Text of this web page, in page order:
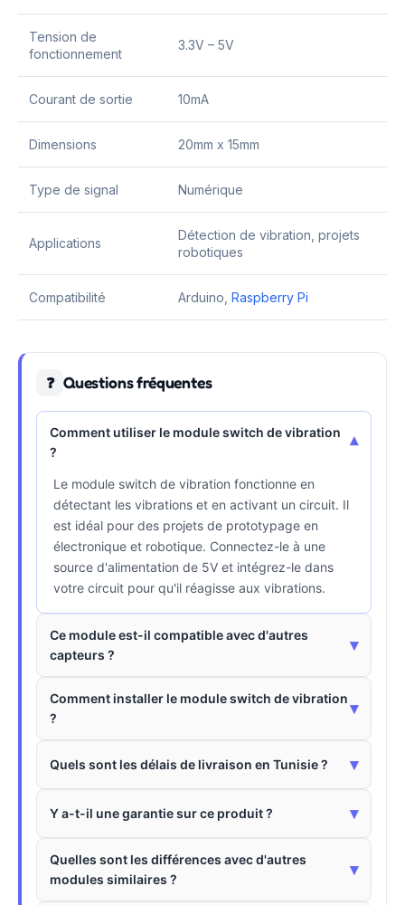
Tension de
fonctionnement
3.3V – 5V
Courant de sortie 10mA
Dimensions 20mm x 15mm
Type de signal Numérique
Applications
Détection de vibration, projets
robotiques
Compatibilité Arduino, Raspberry Pi
❓ Questions fréquentes
Comment utiliser le module switch de vibration
?
▾
Le module switch de vibration fonctionne en
détectant les vibrations et en activant un circuit. Il
est idéal pour des projets de prototypage en
électronique et robotique. Connectez-le à une
source d'alimentation de 5V et intégrez-le dans
votre circuit pour qu'il réagisse aux vibrations.
Ce module est-il compatible avec d'autres
capteurs ?
▾
Comment installer le module switch de vibration
?
▾
Quels sont les délais de livraison en Tunisie ? ▾
Y a-t-il une garantie sur ce produit ? ▾
Quelles sont les différences avec d'autres
modules similaires ?
▾